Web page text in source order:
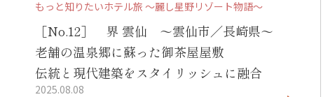
もっと知りたいホテル旅 ～麗し星野リゾート物語～
［No.12］ 界 雲仙 ～雲仙市／長崎県～
老舗の温泉郷に蘇った御茶屋屋敷
伝統と現代建築をスタイリッシュに融合
2025.08.08